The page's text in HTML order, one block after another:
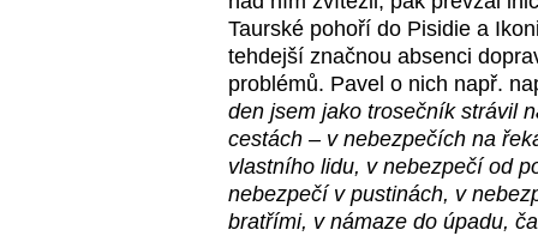
Taurské pohoří do Pisidie a
tehdejší značnou absenci
problémů. Pavel o nich např.
den jsem jako trosečník strávil
cestách – v nebezpečích na
vlastního lidu, v nebezpečí od
nebezpečí v pustinách, v
bratřími, v námaze do úpadu,